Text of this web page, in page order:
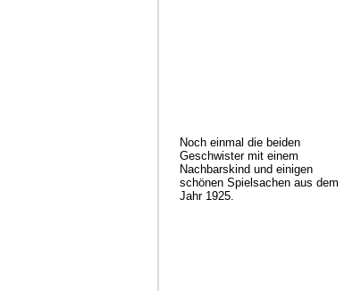
Noch einmal die beiden
Geschwister mit einem
Nachbarskind und einigen
schönen Spielsachen aus dem
Jahr 1925.